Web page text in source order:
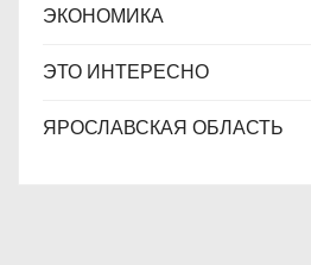
ЭКОНОМИКА
ЭТО ИНТЕРЕСНО
ЯРОСЛАВСКАЯ ОБЛАСТЬ